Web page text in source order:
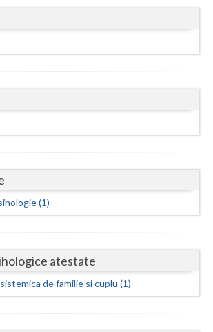
(1)
atestate
de familie si cuplu (1)